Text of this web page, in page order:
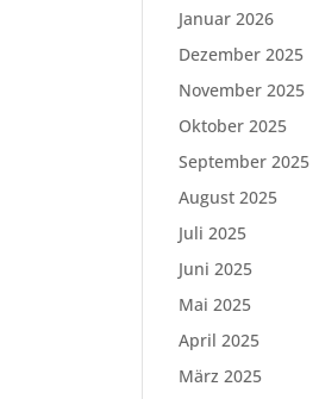
Januar 2026
Dezember 2025
November 2025
Oktober 2025
September 2025
August 2025
Juli 2025
Juni 2025
Mai 2025
April 2025
März 2025